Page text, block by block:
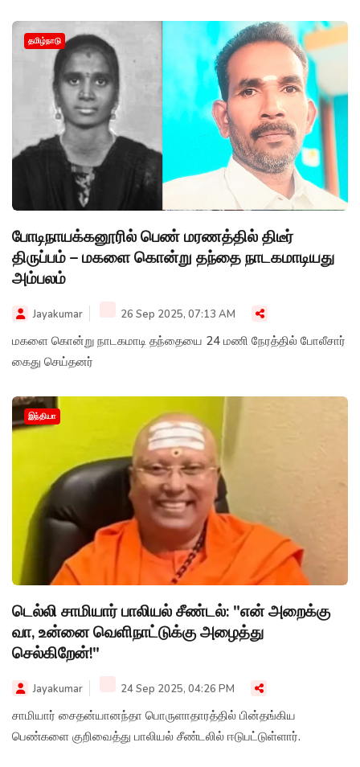
தமிழ்நாடு
போடிநாயக்கனூரில் பெண் மரணத்தில் திடீர்
திருப்பம் – மகளை கொன்று தந்தை நாடகமாடியது
அம்பலம்
Jayakumar 26 Sep 2025, 07:13 AM
மகளை கொன்று நாடகமாடி தந்தையை 24 மணி நேரத்தில் போலீசார்
கைது செய்தனர்
இந்தியா
டெல்லி சாமியார் பாலியல் சீண்டல்: "என் அறைக்கு
வா, உன்னை வெளிநாட்டுக்கு அழைத்து
செல்கிறேன்!"
Jayakumar 24 Sep 2025, 04:26 PM
சாமியார் சைதன்யானந்தா பொருளாதாரத்தில் பின்தங்கிய
பெண்களை குறிவைத்து பாலியல் சீண்டலில் ஈடுபட்டுள்ளார்.